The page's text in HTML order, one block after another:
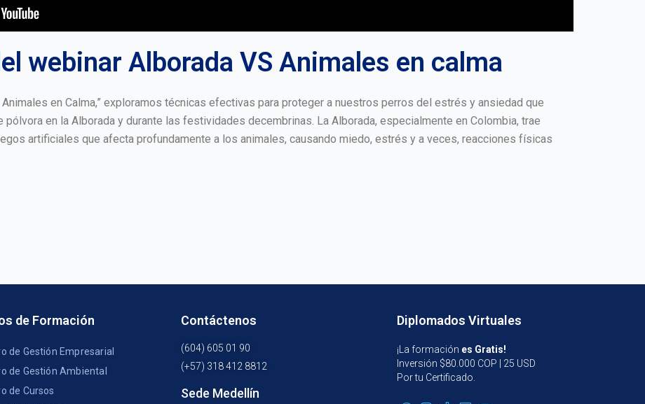
webinar Alborada VS Animales en calma
Animales en Calma,” exploramos técnicas efectivas para proteger a nuestros perros del estrés y ansiedad que
en la Alborada y durante las festividades decembrinas. La Alborada, especialmente en Colombia, trae
artificiales que afecta profundamente a los animales, causando miedo, estrés y a veces, reacciones físicas
de Formación
de Gestión Empresarial
de Gestión Ambiental
de Cursos
Contáctenos
(604) 605 01 90
(+57) 318 412 8812
Sede Medellín
Diplomados Virtuales
¡La formación es Gratis!
Inversión $80.000 COP | 25 USD
Por tu Certificado.